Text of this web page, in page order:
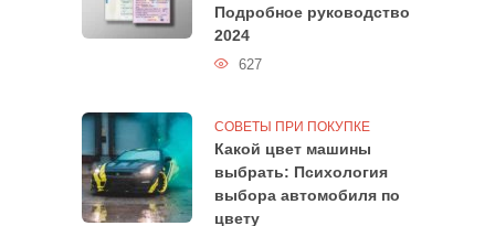
Подробное руководство
2024
627
СОВЕТЫ ПРИ ПОКУПКЕ
Какой цвет машины
выбрать: Психология
выбора автомобиля по
цвету